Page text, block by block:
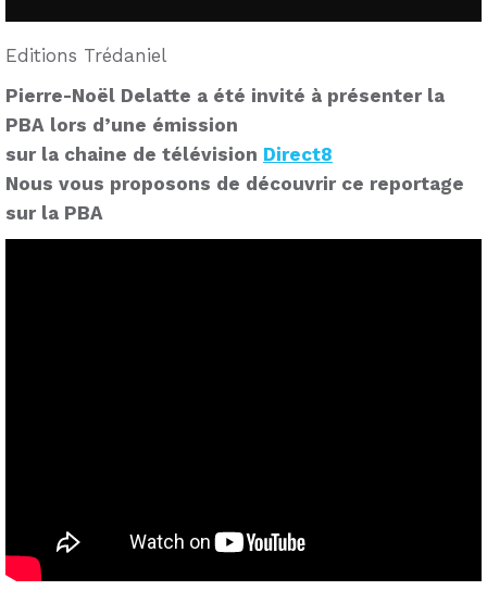
Editions Trédaniel
Pierre-Noël Delatte a été invité à présenter la
PBA lors d’une émission
sur la chaine de télévision Direct8
Nous vous proposons de découvrir ce reportage
sur la PBA